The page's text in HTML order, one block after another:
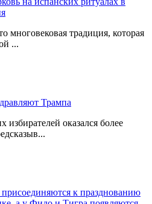
многовековая традиция, которая
...
Трампа
избирателей оказался более
к празднованию